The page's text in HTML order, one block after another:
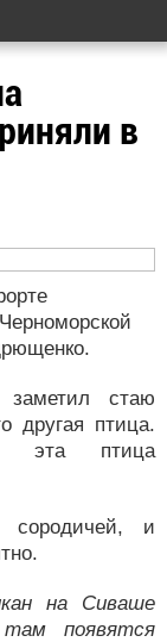
в
стаю
другая птица.
эта птица
и
на Сиваше
появятся